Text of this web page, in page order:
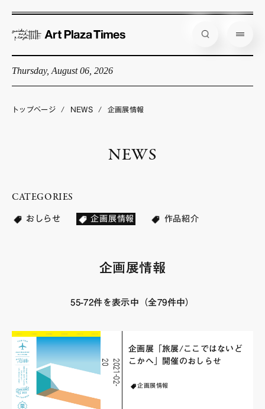
Thursday, August 06, 2026
企画展情報
店舗からのお知らせ
公式通販
トップページ / NEWS / 企画展情報
NEWS
CATEGORIES
おしらせ 企画展情報 作品紹介
企画展情報
55-72件を表示中（全79件中）
2
0
2
1
-
0
2
-
2
0
企画展「旅展/ここではないど
こかへ」開催のおしらせ
企画展情報